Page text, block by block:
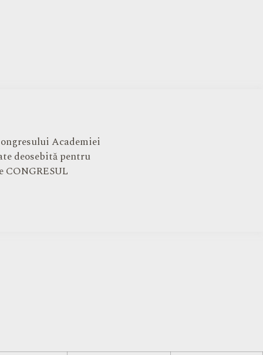
Academiei
deosebită pentru